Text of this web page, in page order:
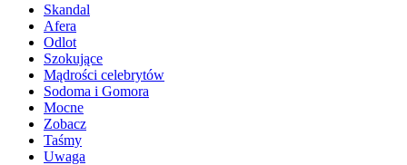
Skandal
Afera
Odlot
Szokujące
Mądrości celebrytów
Sodoma i Gomora
Mocne
Zobacz
Taśmy
Uwaga